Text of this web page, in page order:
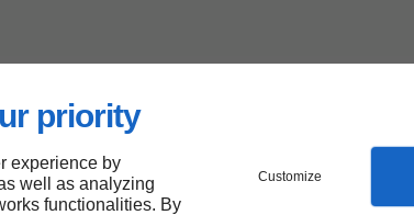
priority
experience by
well as analyzing
functionalities. By
Customize